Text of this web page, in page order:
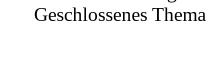
Geschlossenes Thema